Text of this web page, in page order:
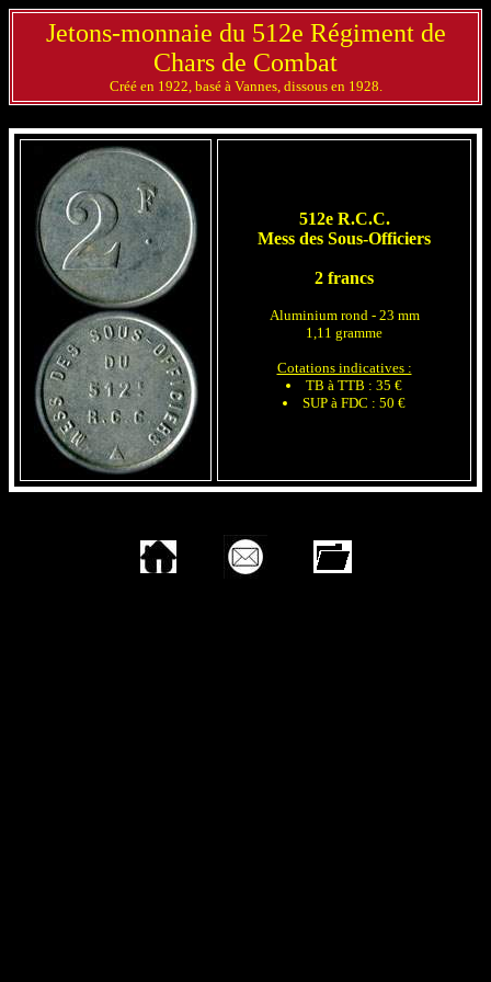
Jetons-monnaie du 512e Régiment de
Chars de Combat
Créé en 1922, basé à Vannes, dissous en 1928.
512e R.C.C.
Mess des Sous-Officiers
2 francs
Aluminium rond - 23 mm
1,11 gramme
Cotations indicatives :
TB à TTB : 35 €
SUP à FDC : 50 €